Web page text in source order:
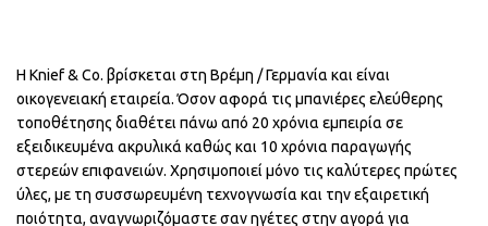
Η Knief & Co. βρίσκεται στη Βρέμη / Γερμανία και είναι
οικογενειακή εταιρεία. Όσον αφορά τις μπανιέρες ελεύθερης
τοποθέτησης διαθέτει πάνω από 20 χρόνια εμπειρία σε
εξειδικευμένα ακρυλικά καθώς και 10 χρόνια παραγωγής
στερεών επιφανειών. Χρησιμοποιεί μόνο τις καλύτερες πρώτες
ύλες, με τη συσσωρευμένη τεχνογνωσία και την εξαιρετική
ποιότητα, αναγνωριζόμαστε σαν ηγέτες στην αγορά για